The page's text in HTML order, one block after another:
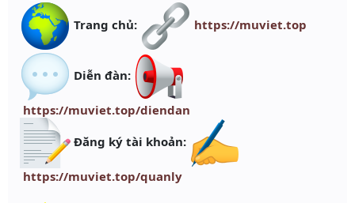
Trang chủ: https://muviet.top
Diễn đàn:
https://muviet.top/diendan
Đăng ký tài khoản:
https://muviet.top/quanly